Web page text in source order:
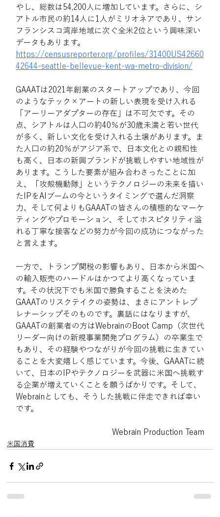
やし、総数は54,200人に増加しています。さらに、シ
アトル市民の約14人に1人がミリオネアであり、サン
フランシスコ湾岸地域に次ぐ全米2位という興味深い
データもあります。
https://censusreporter.org/profiles/31400US42660
42644-seattle-bellevue-kent-wa-metro-division/
GAAATは2021年創業のスタートアップであり、今回
のようなテック×アートの新しい表現を受け入れる
「アーリーアダプターの存在」は不可欠です。その
点、シアトルは人口の約40％が30歳未満と若い世代
が多く、新しい文化を受け入れる土壌があります。ま
た人口の約20％がアジア系で、日本文化との親和性
も高く、日本の新興ブランドが挑戦しやすい地域性が
あります。こうした要素が組み合わさったことに加
え、「攻殻機動隊」というテクノロジーの未来を描い
たIPをAIブームの今というタイミングで選んだ洞察
力、そして何よりもGAAATの皆さんの積極的なマーケ
ティングやプロモーション、そしてホスピタリティ溢
れる丁寧な接客などの努力が今回の成功につながった
と言えます。
一方で、トランプ関税の影響もあり、日本から米国へ
の輸入販売のハードルはかつてより高くなっていま
す。その状況下でも米国で勝負することを決めた
GAAATのリスクテイクの姿勢は、まさにアントレプ
レナーシップそのものです。裏話にはなりますが、
GAAATの創業者の方はWebrainのBoot Camp（次世代
リーダー向けの新規事業開発プログラム）の卒業生で
もあり、その経験やつながりが今回の挑戦に生きてい
ることを大変嬉しく感じています。今後、GAAATに続
いて、日本のIPやテクノロジーを武器に米国へ挑戦す
る企業が増えていくことを願うばかりです。そして、
Webrainとしても、そうした挑戦に伴走できれば幸い
です。
Webrain Production Team
米国消費